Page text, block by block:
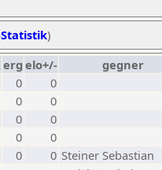
)
erg elo+/- gegner
0
0
0
0
0
0
0
0
0 0 Steiner Sebastian